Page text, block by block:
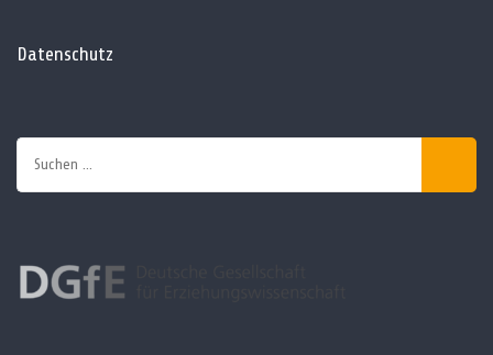
Datenschutz
Suchen
nach: